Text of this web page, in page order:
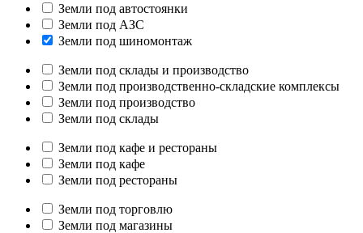
Земли под автостоянки
Земли под АЗС
Земли под шиномонтаж
Земли под склады и производство
Земли под производственно-складские комплексы
Земли под производство
Земли под склады
Земли под кафе и рестораны
Земли под кафе
Земли под рестораны
Земли под торговлю
Земли под магазины